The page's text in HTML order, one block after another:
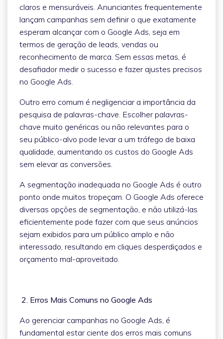
claros e mensuráveis. Anunciantes frequentemente
lançam campanhas sem definir o que exatamente
esperam alcançar com o Google Ads, seja em
termos de geração de leads, vendas ou
reconhecimento de marca. Sem essas metas, é
desafiador medir o sucesso e fazer ajustes precisos
no Google Ads.
Outro erro comum é negligenciar a importância da
pesquisa de palavras-chave. Escolher palavras-
chave muito genéricas ou não relevantes para o
seu público-alvo pode levar a um tráfego de baixa
qualidade, aumentando os custos do Google Ads
sem elevar as conversões.
A segmentação inadequada no Google Ads é outro
ponto onde muitos tropeçam. O Google Ads oferece
diversas opções de segmentação, e não utilizá-las
eficientemente pode fazer com que seus anúncios
sejam exibidos para um público amplo e não
interessado, resultando em cliques desperdiçados e
orçamento mal-aproveitado.
2. Erros Mais Comuns no Google Ads
Ao gerenciar campanhas no Google Ads, é
fundamental estar ciente dos erros mais comuns